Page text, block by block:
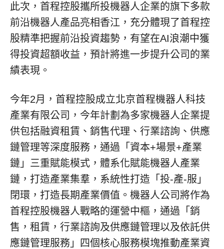
此次，首程控股攜所投機器人企業的旗下多款
前沿機器人產品亮相香江，充分體現了首程控
股精準把握前沿投資趨勢，有望在AI浪潮中獲
得投資超額收益，預計將進一步提升公司的業
績表現。
今年2月，首程控股成立北京首程機器人科技
產業有限公司，今年計劃為多家機器人企業提
供包括融資租賃、銷售代理、行業諮詢、供應
鏈管理等深度服務，通過 「 資本+場景+產業
鏈 」 三重賦能模式，體系化賦能機器人產業
鏈，打造產業集羣，系統性打造 「 投-產-服 」
閉環，打造長期產業價值。機器人公司將作為
首程控股機器人戰略的運營中樞，通過 「 銷
售，租賃，行業諮詢及供應鏈管理以及依託供
應鏈管理服務 」
四個核心服務模塊推動產業資